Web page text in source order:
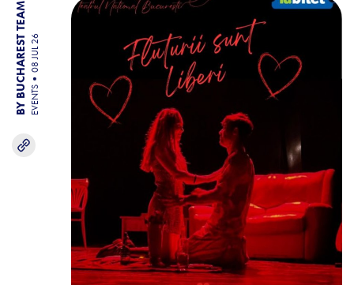
BY BUCHAREST TEAM EVENTS
08 JUL 26